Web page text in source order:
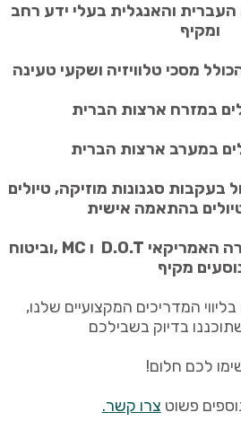
העברית והאנגלית בעלי ידע רחב
ומקיף
מסכי טלוויזיה ושקעי טעינה
במזרח ארצות הברית
במערב ארצות הברית
בעקבות סגנונות מוזיקה, טיולים
בהתאמה אישית
האמריקאי D.O.T ו , MCוביטוח
מקיף
המדריכים המקצועיים שלנו,
בדיוק בשבילכם
לכם חלום!
פשוט צרו קשר.